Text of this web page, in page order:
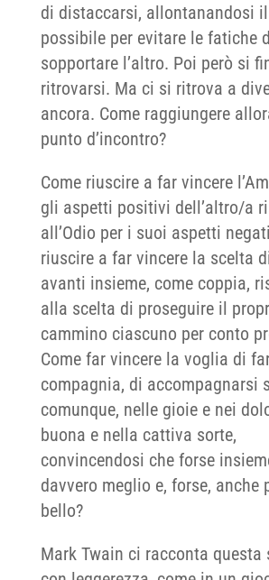
di distaccarsi, allontanandosi
possibile per evitare le fatiche
sopportare l’altro. Poi però si
ritrovarsi. Ma ci si ritrova a
ancora. Come raggiungere
punto d’incontro?
Come riuscire a far vincere
gli aspetti positivi dell’altro/a
all’Odio per i suoi aspetti
riuscire a far vincere la scelta
avanti insieme, come coppia,
alla scelta di proseguire il
cammino ciascuno per conto
Come far vincere la voglia di
compagnia, di accompagnarsi
comunque, nelle gioie e nei
buona e nella cattiva sorte,
convincendosi che forse
davvero meglio e, forse, anche
bello?
Mark Twain ci racconta questa